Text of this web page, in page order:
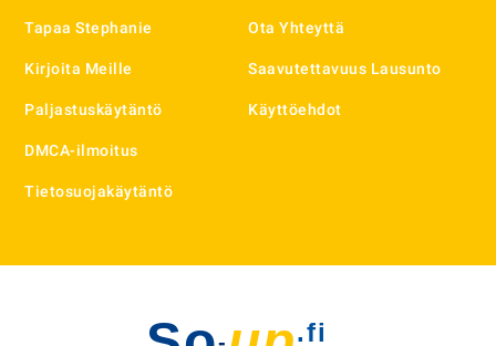
Tapaa Stephanie
Kirjoita Meille
Paljastuskäytäntö
DMCA-ilmoitus
Tietosuojakäytäntö
Ota Yhteyttä
Saavutettavuus Lausunto
Käyttöehdot
.fi